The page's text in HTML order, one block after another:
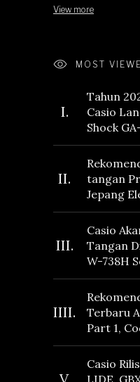
View more
MOST
I.
Tahun
Casio
Shock
II.
tangan
Jepang
Dikoleksi
III.
Casio
Tangan
W-738H
Masa
dan Fitur
IIII.
Terbaru
Part 1,
Baru!
Casio
LIDE